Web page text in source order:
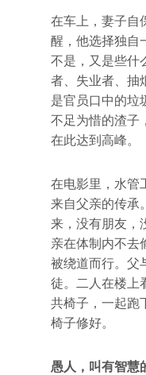
在车上，妻子自
醒，他选择独自
不是，又是些什
者、失业者、抽
是官员口中的垃
不足为惜的渣子
在此达到高峰。
在电影里，水管
来自父亲的传承
来，没有朋友，
亲在体制内不去
被绕道而行。父
徒。二人在楼上
共椅子，一起跑
椅子修好。
愚人，叫有智慧